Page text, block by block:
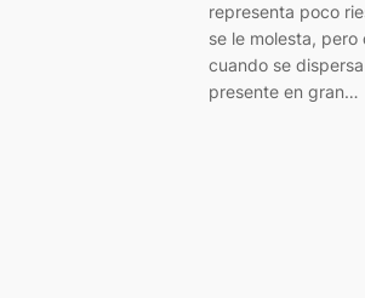
representa poco
se le molesta,
cuando se
presente en gran…